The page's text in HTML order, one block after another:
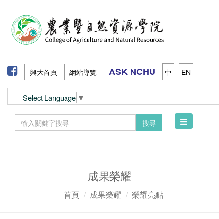
興大首頁 網站導覽 ASK NCHU 中 EN
Select Language ▼
搜尋
Toggle
成果榮耀
首頁 成果榮耀 榮耀亮點